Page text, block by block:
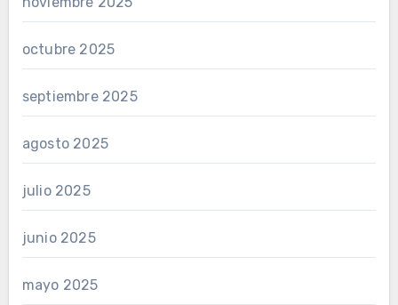
octubre 2025
septiembre 2025
agosto 2025
julio 2025
junio 2025
mayo 2025